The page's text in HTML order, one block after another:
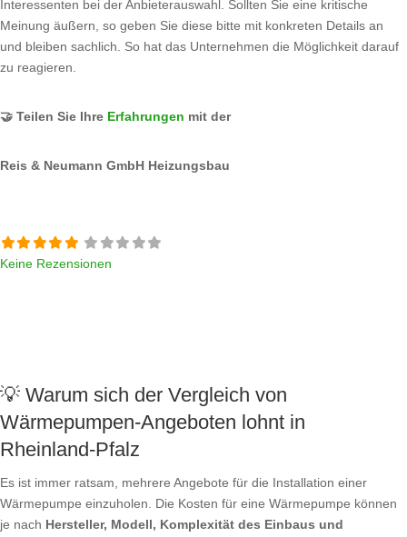
Interessenten bei der Anbieterauswahl. Sollten Sie eine kritische
Meinung äußern, so geben Sie diese bitte mit konkreten Details an
und bleiben sachlich. So hat das Unternehmen die Möglichkeit darauf
zu reagieren.
🤝 Teilen Sie Ihre Erfahrungen mit der
Reis & Neumann GmbH Heizungsbau
Keine Rezensionen
💡 Warum sich der Vergleich von
Wärmepumpen-Angeboten lohnt in
Rheinland-Pfalz
Es ist immer ratsam, mehrere Angebote für die Installation einer
Wärmepumpe einzuholen. Die Kosten für eine Wärmepumpe können
je nach Hersteller, Modell, Komplexität des Einbaus und